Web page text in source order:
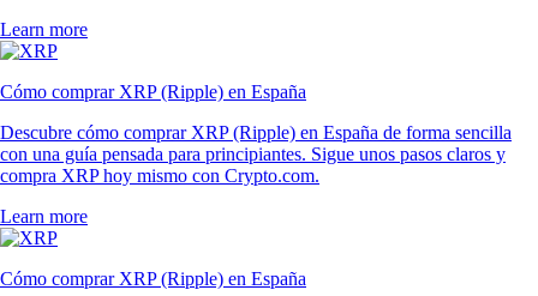
Learn more
Cómo comprar XRP (Ripple) en España
Descubre cómo comprar XRP (Ripple) en España de forma sencilla
con una guía pensada para principiantes. Sigue unos pasos claros y
compra XRP hoy mismo con Crypto.com.
Learn more
Cómo comprar XRP (Ripple) en España